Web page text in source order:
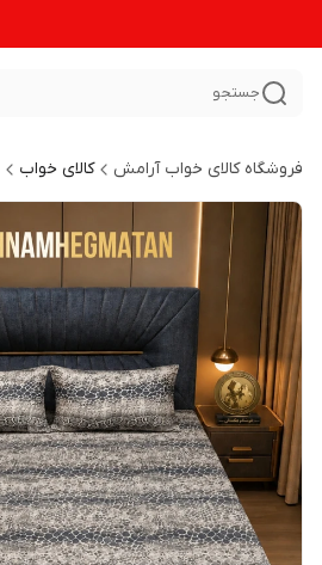
جستجو
فروشگاه کالای خواب آرامش کالای خواب